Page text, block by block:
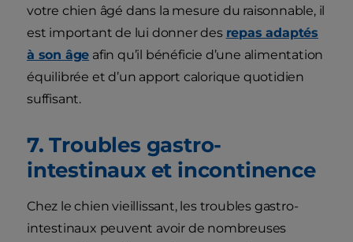
votre chien âgé dans la mesure du raisonnable, il
est important de lui donner des repas adaptés
à son âge afin qu’il bénéficie d’une alimentation
équilibrée et d’un apport calorique quotidien
suffisant.
7. Troubles gastro-
intestinaux et incontinence
Chez le chien vieillissant, les troubles gastro-
intestinaux peuvent avoir de nombreuses